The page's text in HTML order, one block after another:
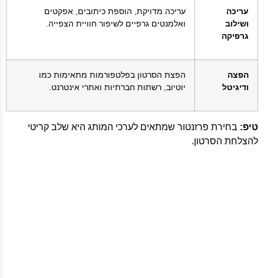
עריכה
ושילוב
גרפיקה
עריכה מדויקת, הוספת כיתובים, אפקטים
ואלמנטים גרפיים לשיפור חוויית הצפייה.
הפצה
ודיגיטל
הפצת הסרטון בפלטפורמות מתאימות כמו
יוטיוב, רשתות חברתיות ואתרי אינטרנט.
טיפ: בחירת פרזנטור שמתאים לערכי המותג היא שלב קריטי
להצלחת הסרטון.